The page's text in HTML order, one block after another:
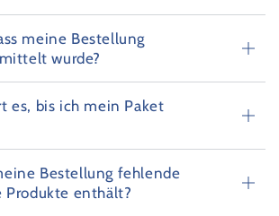
meine Bestellung
wurde?
es, bis ich mein Paket
Bestellung fehlende
enthält?